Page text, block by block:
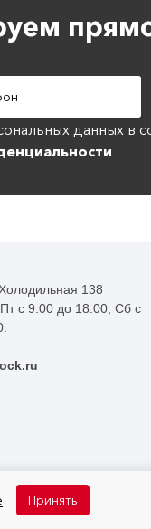
данных в
138
с 9:00 до 18:00, Сб с
Принять